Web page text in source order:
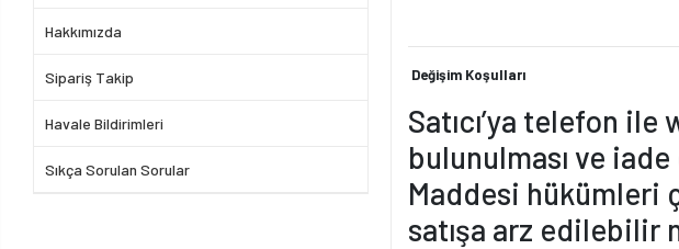
Hakkımızda
Sipariş Takip
Havale Bildirimleri
Sıkça Sorulan Sorular
Değişim Koşulları
Satıcı’ya telefon
bulunulması ve
Maddesi hükümleri
satışa arz edilebilir